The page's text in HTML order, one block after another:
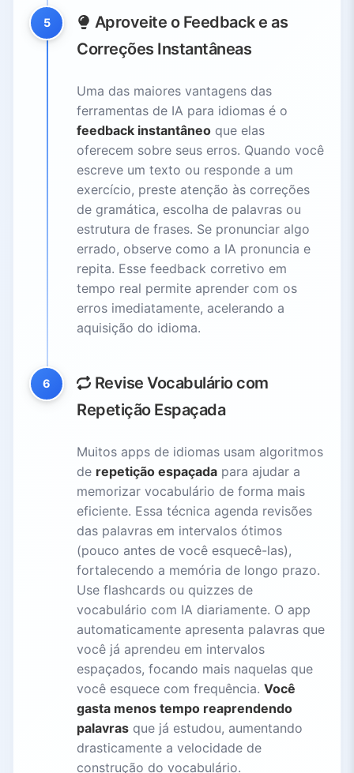
5
Aproveite o Feedback e as
Correções Instantâneas
Uma das maiores vantagens das
ferramentas de IA para idiomas é o
feedback instantâneo que elas
oferecem sobre seus erros. Quando você
escreve um texto ou responde a um
exercício, preste atenção às correções
de gramática, escolha de palavras ou
estrutura de frases. Se pronunciar algo
errado, observe como a IA pronuncia e
repita. Esse feedback corretivo em
tempo real permite aprender com os
erros imediatamente, acelerando a
aquisição do idioma.
6
Revise Vocabulário com
Repetição Espaçada
Muitos apps de idiomas usam algoritmos
de repetição espaçada para ajudar a
memorizar vocabulário de forma mais
eficiente. Essa técnica agenda revisões
das palavras em intervalos ótimos
(pouco antes de você esquecê-las),
fortalecendo a memória de longo prazo.
Use flashcards ou quizzes de
vocabulário com IA diariamente. O app
automaticamente apresenta palavras que
você já aprendeu em intervalos
espaçados, focando mais naquelas que
você esquece com frequência. Você
gasta menos tempo reaprendendo
palavras que já estudou, aumentando
drasticamente a velocidade de
construção do vocabulário.